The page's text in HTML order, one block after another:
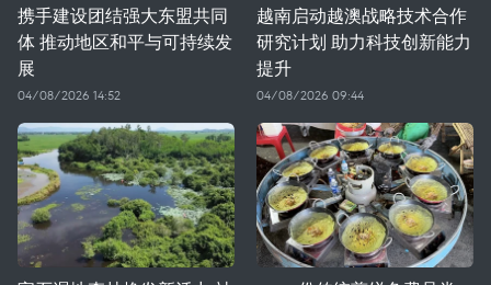
携手建设团结强大东盟共同
体 推动地区和平与可持续发
展
04/08/2026 14:52
越南启动越澳战略技术合作
研究计划 助力科技创新能力
提升
04/08/2026 09:44